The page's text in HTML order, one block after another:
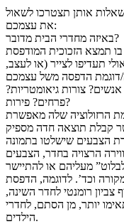
אותן תצטרכו לשאול
את עצמכם:
באיזה מחדרי הבית מדובר?
תעדיפו לצייר (או לעצב,
צורות גיאומטריות?
פרחים? פירות?
הרזולוציה שלה מאפשרת
הצבעים שישלטו בתמונה
הרצויה בחדר, הצבעים
מעליהם או להתיישר
וכד’. לדוגמה, הדפסת
צביון רומנטי לחדר השינה,
יותר, מן הסתם, לחדרי
הילדים.